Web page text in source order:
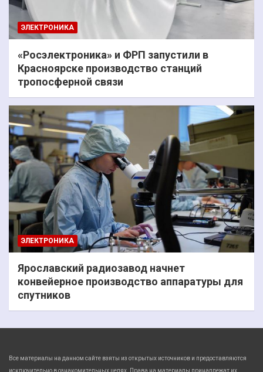
ЭЛЕКТРОНИКА
«Росэлектроника» и ФРП запустили в
Красноярске производство станций
тропосферной связи
ЭЛЕКТРОНИКА
Ярославский радиозавод начнет
конвейерное производство аппаратуры для
спутников
Все материалы на данном сайте взяты из открытых источников и предоставляются
исключительно в ознакомительных целях. Права на материалы принадлежат их